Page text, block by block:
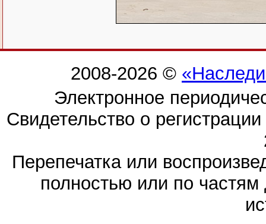
2008-2026 ©
Электронное
Свидетельство о
Перепечатка или
полностью или по частям